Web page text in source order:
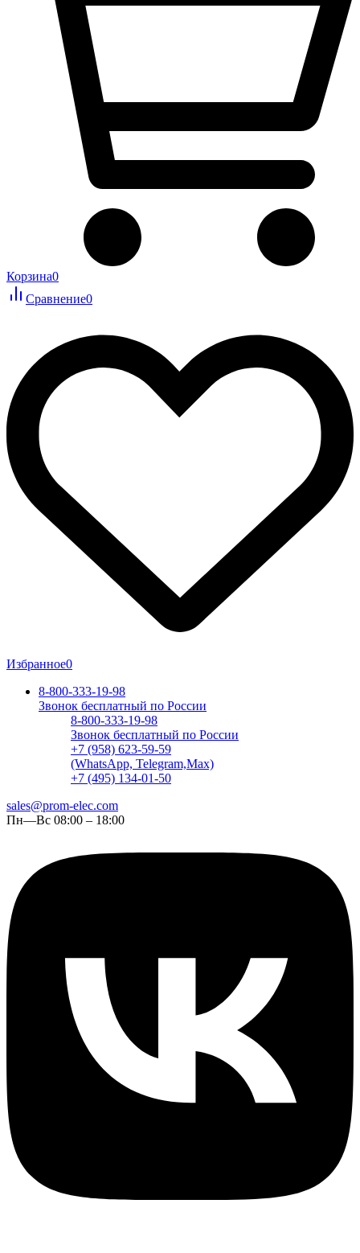
Корзина0
Сравнение0
Избранное0
8-800-333-19-98
Звонок бесплатный по России
8-800-333-19-98
Звонок бесплатный по России
+7 (958) 623-59-59
(WhatsApp, Telegram,Max)
+7 (495) 134-01-50
sales@prom-elec.com
Пн—Вс 08:00 – 18:00